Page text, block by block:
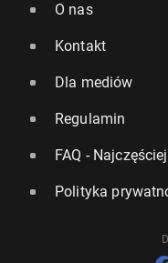
Premier Starmer
9 czerwca, 12:45
O nas
Kontakt
Dla mediów
Regulamin
FAQ -
Polityka